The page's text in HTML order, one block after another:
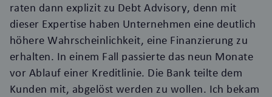
raten dann explizit zu Debt Advisory, denn mit
dieser Expertise haben Unternehmen eine deutlich
höhere Wahrscheinlichkeit, eine Finanzierung zu
erhalten. In einem Fall passierte das neun Monate
vor Ablauf einer Kreditlinie. Die Bank teilte dem
Kunden mit, abgelöst werden zu wollen. Ich bekam